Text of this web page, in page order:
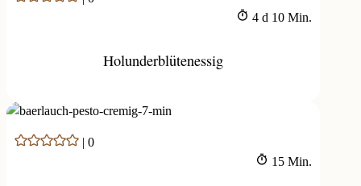
4Tage
d 10Minuten
Min.
Holunderblütenessig
| 0
15Minuten
Min.